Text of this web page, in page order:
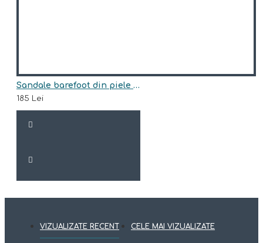
Sandale barefoot din piele naturala model DONALD
185 Lei
VIZUALIZATE RECENT CELE MAI VIZUALIZATE